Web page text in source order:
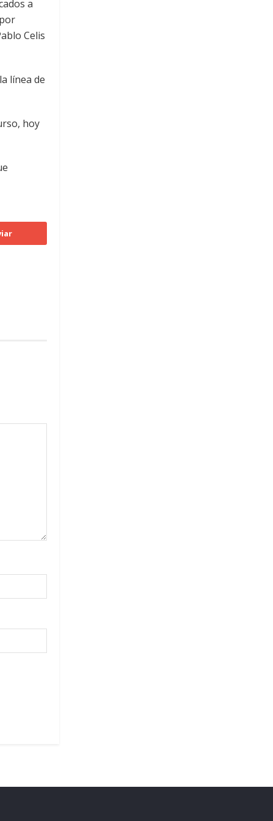
a
Celis
línea de
hoy